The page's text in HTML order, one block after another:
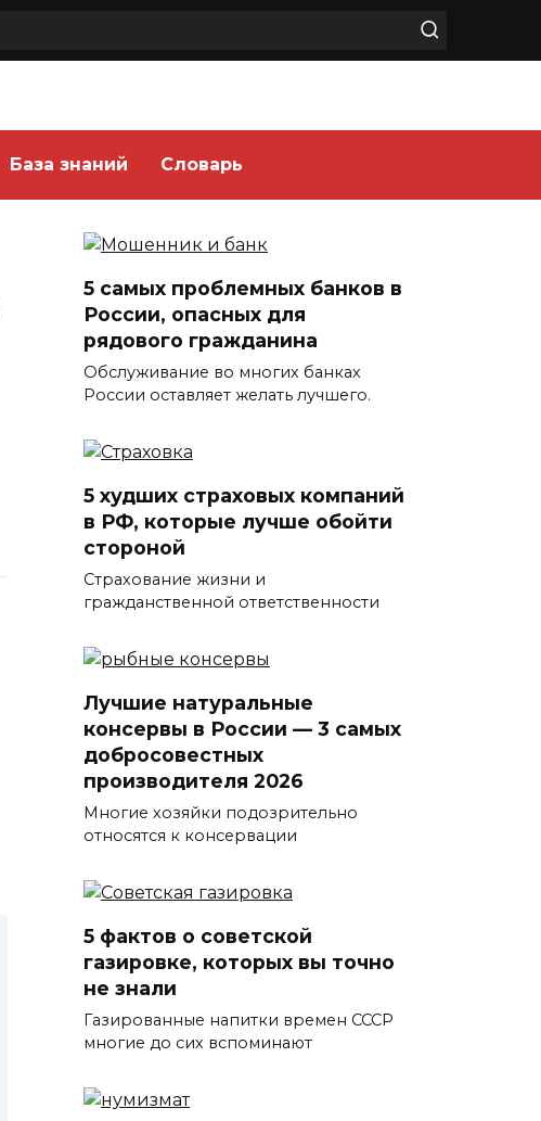
База знаний Словарь
5 самых проблемных банков в
России, опасных для
рядового гражданина
Обслуживание во многих банках
России оставляет желать лучшего.
5 худших страховых компаний
в РФ, которые лучше обойти
стороной
Страхование жизни и
гражданственной ответственности
Лучшие натуральные
консервы в России — 3 самых
добросовестных
производителя 2026
Многие хозяйки подозрительно
относятся к консервации
5 фактов о советской
газировке, которых вы точно
не знали
Газированные напитки времен СССР
многие до сих вспоминают